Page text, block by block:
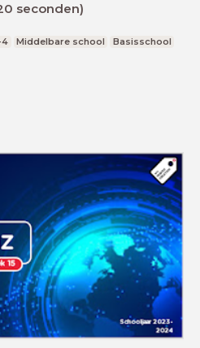
seconden)
Middelbare school
Basisschool